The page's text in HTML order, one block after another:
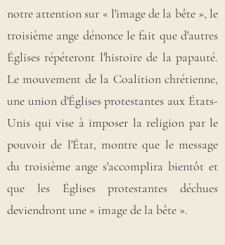
notre attention sur « l'image de la bête », le
troisième ange dénonce le fait que d'autres
Églises répéteront l'histoire de la papauté.
Le mouvement de la Coalition chrétienne,
une union d'Églises protestantes aux États-
Unis qui vise à imposer la religion par le
pouvoir de l'État, montre que le message
du troisième ange s'accomplira bientôt et
que les Églises protestantes déchues
deviendront une « image de la bête ».